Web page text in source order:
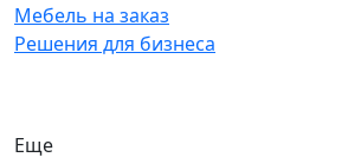
Мебель на заказ
Решения для бизнеса
Еще